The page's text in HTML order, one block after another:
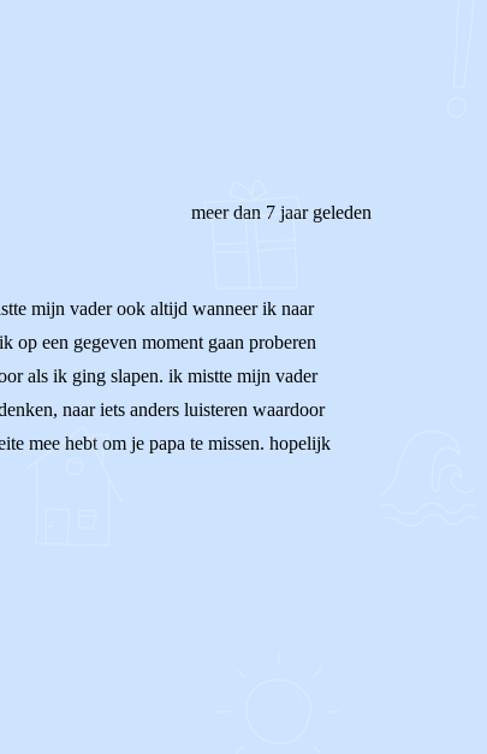
meer dan 7 jaar geleden
mijn vader ook altijd wanneer ik naar
een gegeven moment gaan proberen
als ik ging slapen. ik mistte mijn vader
naar iets anders luisteren waardoor
mee hebt om je papa te missen. hopelijk